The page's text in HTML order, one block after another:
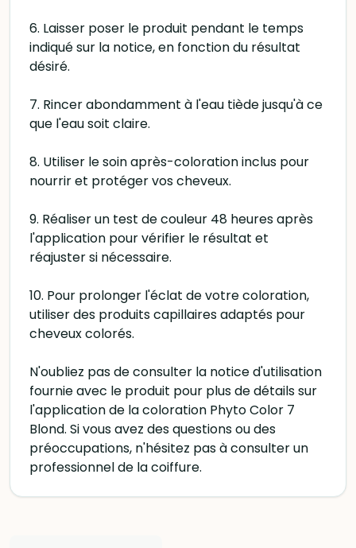
6. Laisser poser le produit pendant le temps
indiqué sur la notice, en fonction du résultat
désiré.
7. Rincer abondamment à l'eau tiède jusqu'à ce
que l'eau soit claire.
8. Utiliser le soin après-coloration inclus pour
nourrir et protéger vos cheveux.
9. Réaliser un test de couleur 48 heures après
l'application pour vérifier le résultat et
réajuster si nécessaire.
10. Pour prolonger l'éclat de votre coloration,
utiliser des produits capillaires adaptés pour
cheveux colorés.
N'oubliez pas de consulter la notice d'utilisation
fournie avec le produit pour plus de détails sur
l'application de la coloration Phyto Color 7
Blond. Si vous avez des questions ou des
préoccupations, n'hésitez pas à consulter un
professionnel de la coiffure.